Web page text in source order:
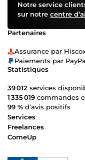
Notre service
sur notre centre
Partenaires
Assurance par
Paiements par
Statistiques
39 012 services
1 335 019 commandes
99 % d’avis positifs
Services
Freelances
ComeUp